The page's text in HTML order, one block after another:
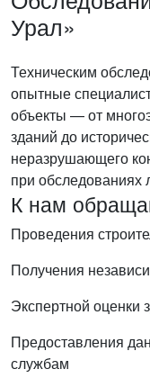
Урал»
Техническим
опытные
объекты — от
зданий до
неразрушающего
при обследованиях
К нам
Проведения
Получения
Экспертной оценки
Предоставления
службам